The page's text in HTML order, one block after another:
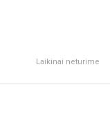
Laikinai neturime